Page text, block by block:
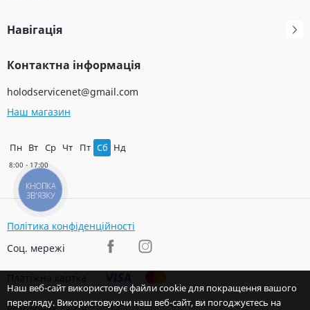
Навігація
Контактна інформація
holodservicenet@gmail.com
Наш магазин
Пн Вт Ср Чт Пт Сб Нд
Політика конфіденційності
Соц. мережі
Наш веб-сайт використовує файли cookie для покращення вашого
перегляду. Використовуючи наш веб-сайт, ви погоджуєтесь на
КНОПКА
ЗВ'ЯЗКУ